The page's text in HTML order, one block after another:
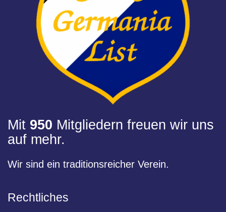
Mit 950 Mitgliedern freuen wir uns
auf mehr.
Wir sind ein traditionsreicher Verein.
Rechtliches